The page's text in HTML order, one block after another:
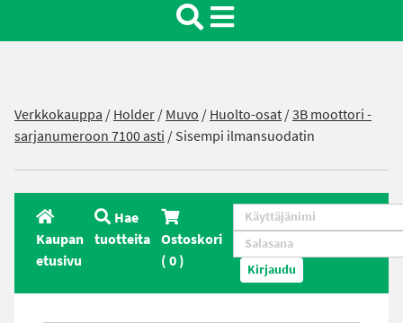
Verkkokauppa /Holder/Muvo /Huolto-osat/3B moottori -
sarjanumeroon 7100 asti / Sisempi ilmansuodatin
Kaupan
etusivu
Hae
tuotteita Ostoskori
(0) Kirjaudu